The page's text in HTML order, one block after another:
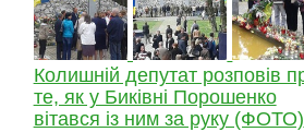
Колишній депутат розповів
те, як у Биківні Порошенко
вітався із ним за руку (ФОТО)